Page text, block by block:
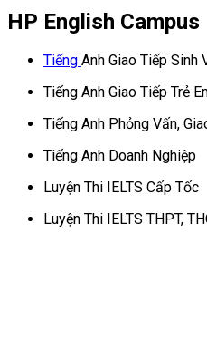
HP English Campus
Tiếng Anh Giao Tiếp
Tiếng Anh Giao Tiếp Trẻ
Tiếng Anh Phỏng Vấn,
Tiếng Anh Doanh Nghiệp
Luyện Thi IELTS Cấp Tốc
Luyện Thi IELTS THPT,